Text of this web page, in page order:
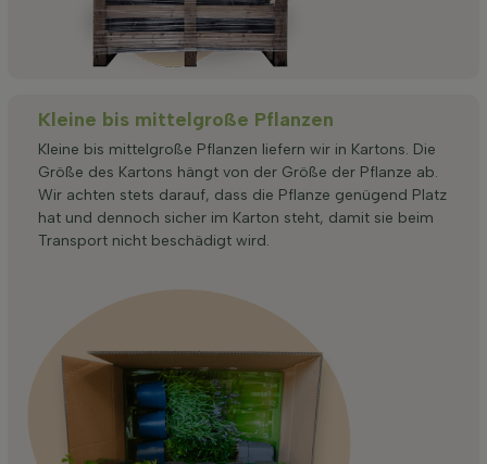
Kleine bis mittelgroße Pflanzen
Kleine bis mittelgroße Pflanzen liefern wir in Kartons. Die
Größe des Kartons hängt von der Größe der Pflanze ab.
Wir achten stets darauf, dass die Pflanze genügend Platz
hat und dennoch sicher im Karton steht, damit sie beim
Transport nicht beschädigt wird.